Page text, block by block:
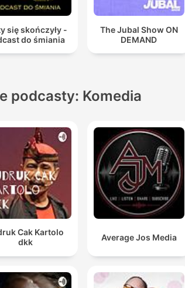
się skończyły -
do śmiania
The Jubal Show ON
DEMAND
podcasty: Komedia
Cak Kartolo
dkk
Average Jos Media